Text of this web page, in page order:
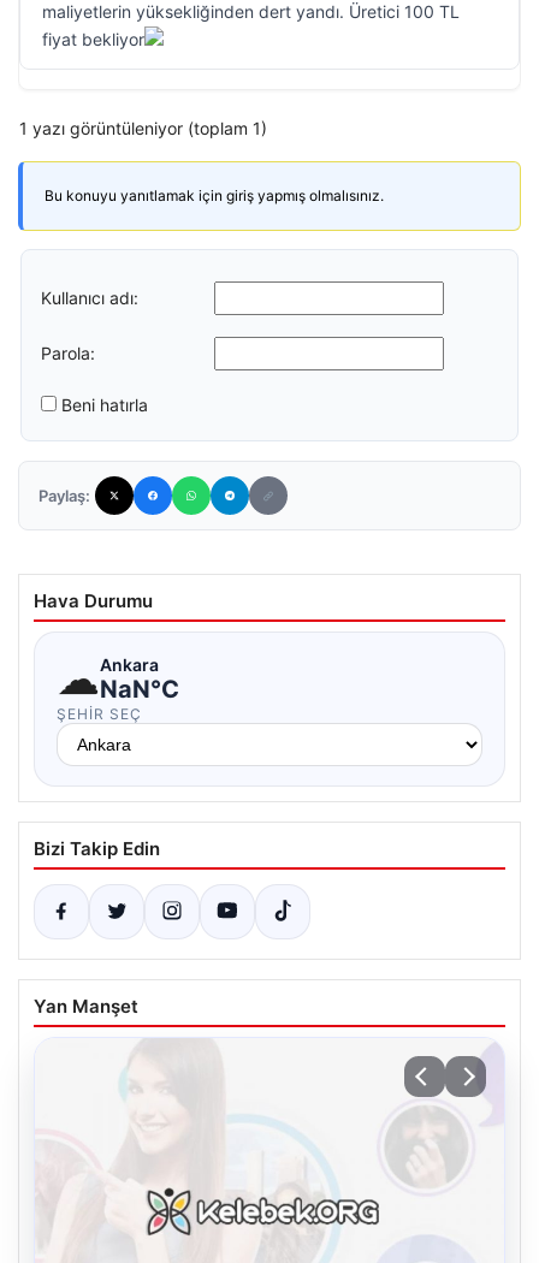
maliyetlerin yüksekliğinden dert yandı. Üretici 100 TL
fiyat bekliyor
1 yazı görüntüleniyor (toplam 1)
Bu konuyu yanıtlamak için giriş yapmış olmalısınız.
Kullanıcı adı:
Parola:
Beni hatırla
Paylaş:
Hava Durumu
☁Ankara
NaN°C
ŞEHIR SEÇ
Bizi Takip Edin
Yan Manşet